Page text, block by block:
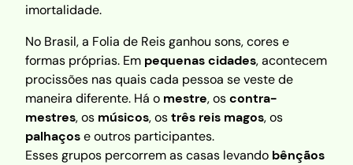
imortalidade.
No Brasil, a Folia de Reis ganhou sons, cores e
formas próprias. Em pequenas cidades, acontecem
procissões nas quais cada pessoa se veste de
maneira diferente. Há o mestre, oscontra-
mestres, os músicos, ostrês reis magos, os
palhaçose outros participantes.
Esses grupos percorrem as casas levando bênçãos